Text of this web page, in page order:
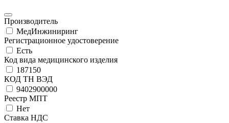
Производитель
МедИнжиниринг
Регистрационное удостоверение
Есть
Код вида медицинского изделия
187150
КОД ТН ВЭД
9402900000
Реестр МПТ
Нет
Ставка НДС